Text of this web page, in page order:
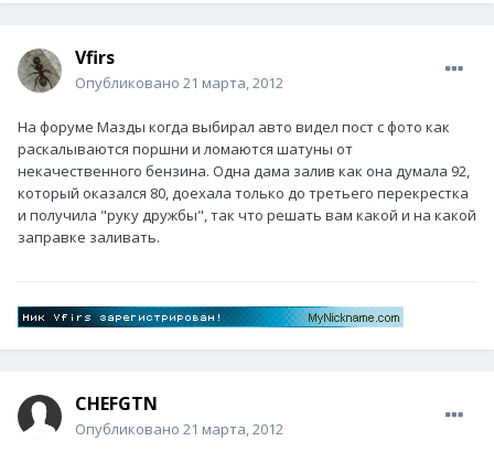
Vfirs
Опубликовано 21 марта, 2012
На форуме Мазды когда выбирал авто видел пост с фото как
раскалываются поршни и ломаются шатуны от
некачественного бензина. Одна дама залив как она думала 92,
который оказался 80, доехала только до третьего перекрестка
и получила "руку дружбы", так что решать вам какой и на какой
заправке заливать.
CHEFGTN
Опубликовано 21 марта, 2012